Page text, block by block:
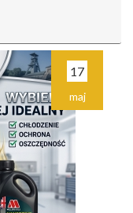
17
maj